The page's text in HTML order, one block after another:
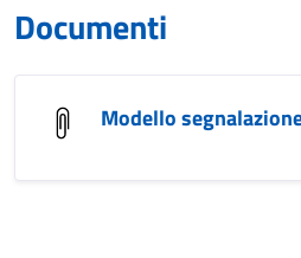
Documenti
Modello